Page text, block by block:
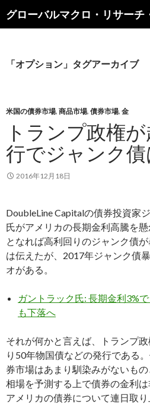
索
ン
キ
ッ
「オプション」タグアーカイブ
米国の債券市場, 商品市場, 債券市場, 金
トランプ政権
行でジャンク
2016年12月18日
DoubleLine Capitalの債券投資家
氏がアメリカの長期金利高騰を
となれば高利回りのジャンク債
は伝えたが、2017年ジャンク債
オがある。
ガントラック氏: 長期金利3%
も下落へ
それが何かと言えば、トランプ
り50年物国債などの発行である
券市場はあまり馴染みがないも
相場を予測する上で債券の金利は
アメリカの債券について連日取り